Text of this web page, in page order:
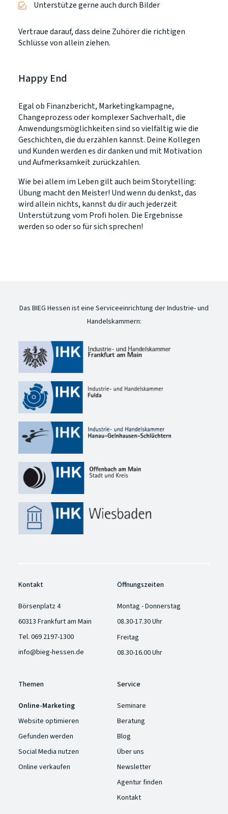
Unterstütze gerne auch durch Bilder
Vertraue darauf, dass deine Zuhörer die richtigen
Schlüsse von allein ziehen.
Happy End
Egal ob Finanzbericht, Marketingkampagne,
Changeprozess oder komplexer Sachverhalt, die
Anwendungsmöglichkeiten sind so vielfältig wie die
Geschichten, die du erzählen kannst. Deine Kollegen
und Kunden werden es dir danken und mit Motivation
und Aufmerksamkeit zurückzahlen.
Wie bei allem im Leben gilt auch beim Storytelling:
Übung macht den Meister! Und wenn du denkst, das
wird allein nichts, kannst du dir auch jederzeit
Unterstützung vom Profi holen. Die Ergebnisse
werden so oder so für sich sprechen!
Das BIEG Hessen ist eine Serviceeinrichtung der Industrie- und
Handelskammern:
Kontakt
Börsenplatz 4
60313 Frankfurt am Main
Tel. 069 2197-1300
info@bieg-hessen.de
Öffnungszeiten
Montag - Donnerstag
08.30-17.30 Uhr
Freitag
08.30-16.00 Uhr
Themen
Online-Marketing
Website optimieren
Gefunden werden
Social Media nutzen
Online verkaufen
Service
Seminare
Beratung
Blog
Über uns
Newsletter
Agentur finden
Kontakt